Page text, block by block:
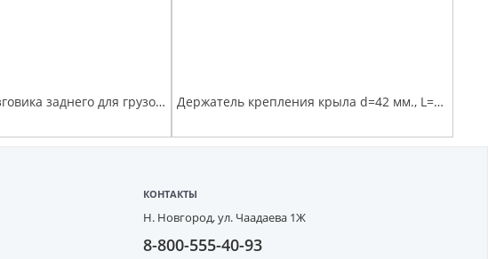
Кронштейн брызговика заднего для грузовых автомобилей (под трубу D 34 мм) 3мм Держатель крепления крыла d=42 мм., L=620мм.
КОНТАКТЫ
Н. Новгород,ул. Чаадаева 1Ж
8-800-555-40-93